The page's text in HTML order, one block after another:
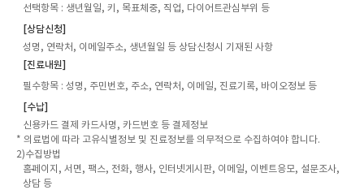
선택항목 : 생년월일, 키, 목표체중, 직업, 다이어트관심부위 등
[상담신청]
성명, 연락처, 이메일주소, 생년월일 등 상담신청시 기재된 사항
[진료내원]
필수항목 : 성명, 주민번호, 주소, 연락처, 이메일, 진료기록, 바이오정보 등
[수납]
신용카드 결제 카드사명, 카드번호 등 결제정보
* 의료법에 따라 고유식별정보 및 진료정보를 의무적으로 수집하여야 합니다.
2)수집방법
홈페이지, 서면, 팩스, 전화, 행사, 인터넷게시판, 이메일, 이벤트응모, 설문조사,
상담 등